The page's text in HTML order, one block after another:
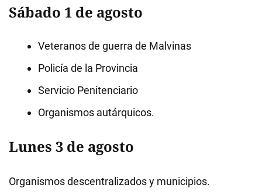
Sábado 1 de agosto
Veteranos de guerra de Malvinas
Policía de la Provincia
Servicio Penitenciario
Organismos autárquicos.
Lunes 3 de agosto
Organismos descentralizados y municipios.